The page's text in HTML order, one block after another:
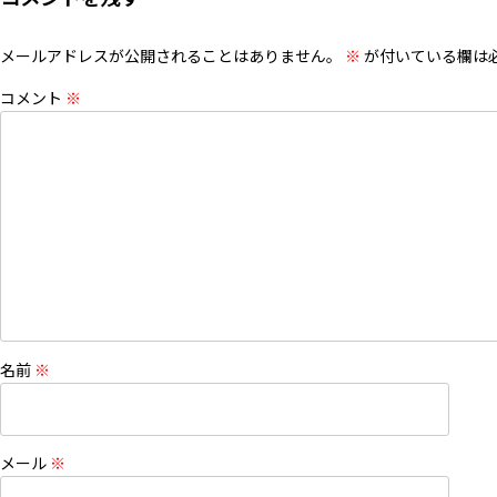
メールアドレスが公開されることはありません。 ※ が付いている欄は
コメント ※
名前 ※
メール ※